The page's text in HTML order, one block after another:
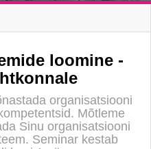
loomine -
organisatsiooni
Mõtleme
Sinu organisatsiooni
Seminar kestab